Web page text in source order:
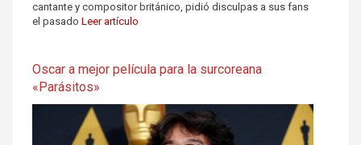
cantante y compositor británico, pidió disculpas a sus fans
el pasado Leer artículo
Oscar a mejor película para la surcoreana
«Parásitos»